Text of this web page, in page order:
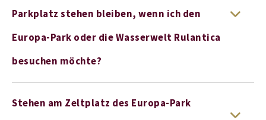
Parkplatz stehen bleiben, wenn ich den
Europa-Park oder die Wasserwelt Rulantica
besuchen möchte?
Stehen am Zeltplatz des Europa-Park